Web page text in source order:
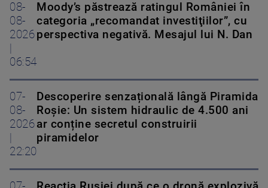
08-
08-
2026
06:54
Moody’s păstrează ratingul României în
categoria „recomandat investiţiilor”, cu
perspectiva negativă. Mesajul lui N. Dan
07-
08-
2026
22:20
Descoperire senzațională lângă Piramida
Roșie: Un sistem hidraulic de 4.500 ani
ar conține secretul construirii
piramidelor